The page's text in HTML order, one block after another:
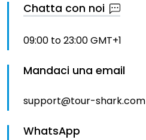
Chatta con noi
09:00 to 23:00 GMT+1
Mandaci una email
support@tour-shark.com
WhatsApp